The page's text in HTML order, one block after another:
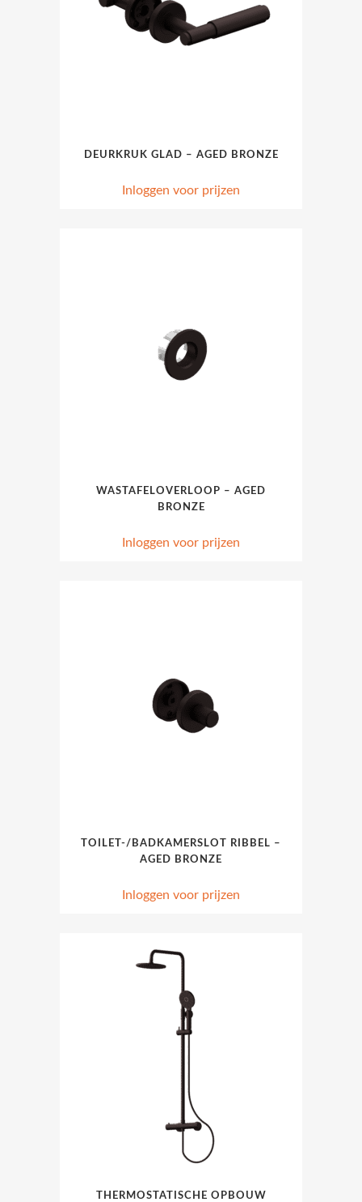
DEURKRUK GLAD – AGED BRONZE
Inloggen voor prijzen
WASTAFELOVERLOOP – AGED
BRONZE
Inloggen voor prijzen
TOILET-/BADKAMERSLOT RIBBEL –
AGED BRONZE
Inloggen voor prijzen
THERMOSTATISCHE OPBOUW